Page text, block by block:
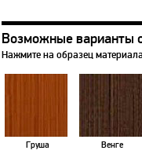
Возможные варианты
Нажмите на образец
Груша Венге